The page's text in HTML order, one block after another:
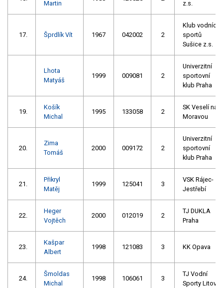
Martin
z.s.
17. Šprdlík Vít 1967 042002 2
Klub vodních
sportů
Sušice z.s.
Lhota
Matyáš
1999 009081 2
Univerzitní
sportovní
klub Praha
19.
Košík
Michal
1995 133058 2
SK Veselí nad
Moravou
20.
Zima
Tomáš
2000 009172 2
Univerzitní
sportovní
klub Praha
21.
Přikryl
Matěj
1999 125041 3
VSK Rájec-
Jestřebí
22.
Heger
Vojtěch
2000 012019 2
TJ DUKLA
Praha
23.
Kašpar
Albert
1998 121083 3 KK Opava
24.
Šmoldas
Michal
1998 106061 3
TJ Vodní
Sporty Litovel